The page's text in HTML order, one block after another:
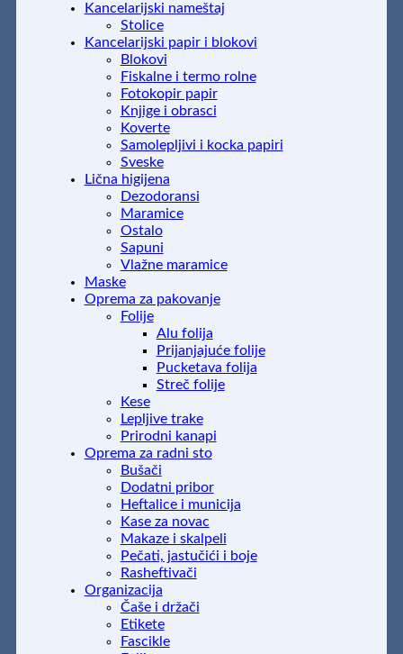
Kancelarijski nameštaj
Stolice
Kancelarijski papir i blokovi
Blokovi
Fiskalne i termo rolne
Fotokopir papir
Knjige i obrasci
Koverte
Samolepljivi i kocka papiri
Sveske
Lična higijena
Dezodoransi
Maramice
Ostalo
Sapuni
Vlažne maramice
Maske
Oprema za pakovanje
Folije
Alu folija
Prijanjajuće folije
Pucketava folija
Streč folije
Kese
Lepljive trake
Prirodni kanapi
Oprema za radni sto
Bušači
Dodatni pribor
Heftalice i municija
Kase za novac
Makaze i skalpeli
Pečati, jastučići i boje
Rasheftivači
Organizacija
Čaše i držači
Etikete
Fascikle